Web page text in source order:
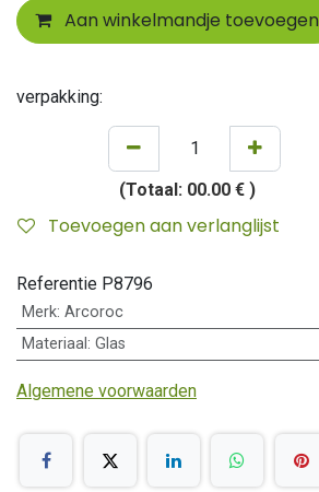
Aan winkelmandje toevoegen
verpakking:
(Totaal: 00.00 € )
Toevoegen aan verlanglijst
Referentie P8796
Merk: Arcoroc
Materiaal : Glas
Algemene voorwaarden